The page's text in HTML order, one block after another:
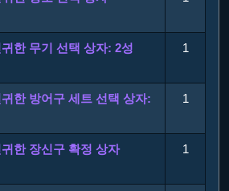
한 무기 선택 상자: 2성 1
한 방어구 세트 선택 상자:
1
한 장신구 확정 상자 1